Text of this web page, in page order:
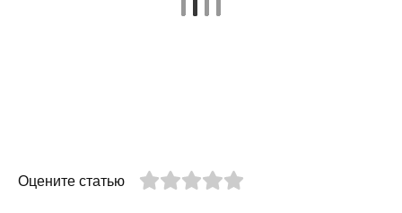
Оцените статью